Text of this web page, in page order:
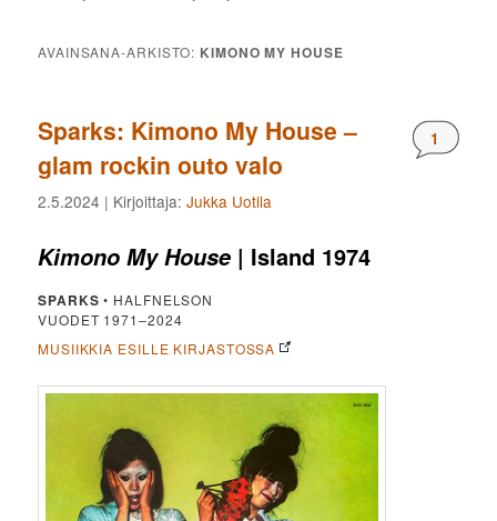
AVAINSANA-ARKISTO: KIMONO MY HOUSE
Sparks: Kimono My House –
glam rockin outo valo
1
2.5.2024 | Kirjoittaja:Jukka Uotila
Kimono My House | Island 1974
SPARKS • HALFNELSON
VUODET 1971–2024
MUSIIKKIA ESILLE KIRJASTOSSA